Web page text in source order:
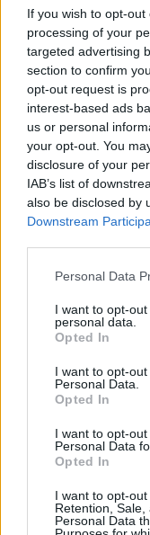
If you wish to opt-
processing of your
targeted advertising
section to confirm
opt-out request is
interest-based ads
us or personal
your opt-out. You
disclosure of your
IAB’s list of
also be disclosed by
Downstream
Personal Data
I want to opt-
personal data.
Opted In
I want to opt-
Personal Data.
Opted In
I want to opt-
Personal Data
Opted In
I want to opt-out
Retention,
Personal Data
Στα ύψη το
περιοχή το
Μπάλος: Επίσκεψη
21:36
Από τη Νέα
Erasmus+
Βουλγαρία: Μη
κοντά σε αγωγό
Τραγωδία στην
έπεσε σε πηγάδι
Ηράκλειο: Με
21:08
κατανάλωση